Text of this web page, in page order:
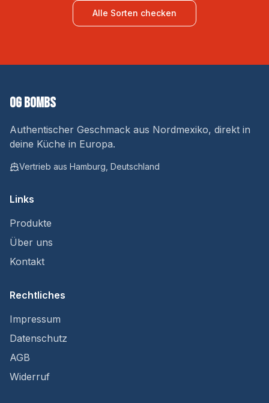
Alle Sorten checken
OG Bombs
Authentischer Geschmack aus Nordmexiko, direkt in
deine Küche in Europa.
Vertrieb aus Hamburg, Deutschland
Links
Produkte
Über uns
Kontakt
Rechtliches
Impressum
Datenschutz
AGB
Widerruf